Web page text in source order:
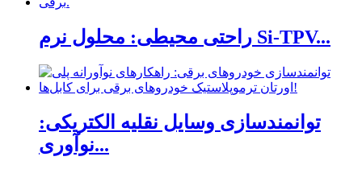
راحتی محیطی: محلول نرم Si-TPV...
توانمندسازی وسایل نقلیه الکتریکی:
نوآوری...